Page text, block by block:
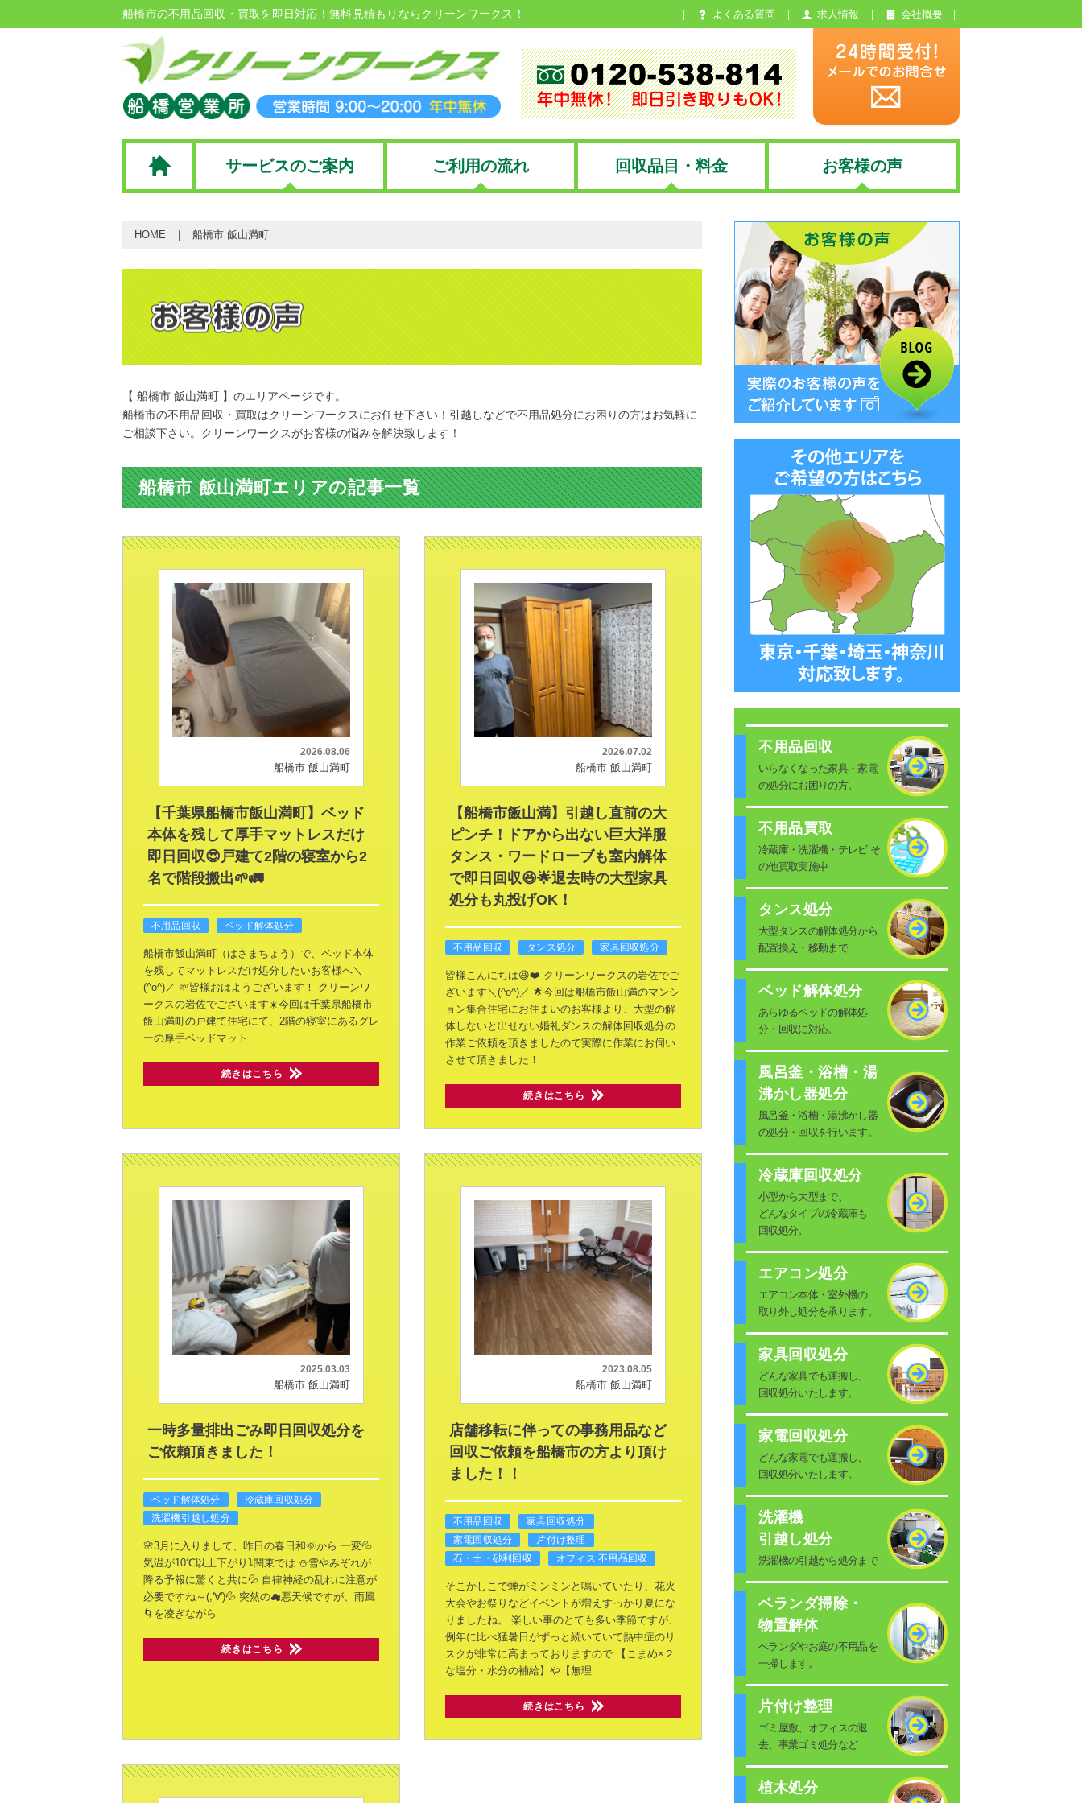
船橋市の不用品回収・買取を即日対応！無料見積もりならクリーンワークス！ よくある質問 求人情報 会社概要
サービスのご案内 ご利用の流れ 回収品目・料金 お客様の声
HOME 船橋市 飯山満町
【 船橋市 飯山満町 】のエリアページです。
船橋市の不用品回収・買取はクリーンワークスにお任せ下さい！引越しなどで不用品処分にお困りの方はお気軽に
ご相談下さい。クリーンワークスがお客様の悩みを解決致します！
船橋市 飯山満町エリアの記事一覧
2026.08.06
船橋市 飯山満町
【千葉県船橋市飯山満町】ベッド
本体を残して厚手マットレスだけ
即日回収😍戸建て2階の寝室から2
名で階段搬出🌱🚛
不用品回収 ベッド解体処分
船橋市飯山満町（はさまちょう）で、ベッド本体
を残してマットレスだけ処分したいお客様へ＼
(^o^)／ 🌱皆様おはようございます！ クリーンワ
ークスの岩佐でございます☀️今回は千葉県船橋市
飯山満町の戸建て住宅にて、2階の寝室にあるグレ
ーの厚手ベッドマット
続きはこちら
2026.07.02
船橋市 飯山満町
【船橋市飯山満】引越し直前の大
ピンチ！ドアから出ない巨大洋服
タンス・ワードローブも室内解体
で即日回収😆🌟退去時の大型家具
処分も丸投げOK！
不用品回収 タンス処分 家具回収処分
皆様こんにちは😆❤️ クリーンワークスの岩佐でご
ざいます＼(^o^)／ 🌟今回は船橋市飯山満のマンシ
ョン集合住宅にお住まいのお客様より、大型の解
体しないと出せない婚礼ダンスの解体回収処分の
作業ご依頼を頂きましたので実際に作業にお伺い
させて頂きました！
続きはこちら
2025.03.03
船橋市 飯山満町
一時多量排出ごみ即日回収処分を
ご依頼頂きました！
ベッド解体処分
冷蔵庫回収処分
洗濯機引越し処分
🌸3月に入りまして、昨日の春日和🌞から 一変💦
気温が10℃以上下がり⤵関東では ⛄雪やみぞれが
降る予報に驚くと共に💦 自律神経の乱れに注意が
必要ですね～(;'∀')💦 突然の☁悪天候ですが、雨風
🌀を凌ぎながら
続きはこちら
2023.08.05
船橋市 飯山満町
店舗移転に伴っての事務用品など
回収ご依頼を船橋市の方より頂け
ました！！
不用品回収
家具回収処分
家電回収処分
片付け整理
石・土・砂利回収
オフィス 不用品回収
そこかしこで蝉がミンミンと鳴いていたり、花火
大会やお祭りなどイベントが増えすっかり夏にな
りましたね。
楽しい事のとても多い季節ですが、
例年に比べ猛暑日がずっと続いていて熱中症のリ
スクが非常に高まっておりますので 【こまめ×２
な塩分・水分の補給】や【無理
続きはこちら
不用品回収
いらなくなった家具・家電
の処分にお困りの方。
不用品買取
冷蔵庫・洗濯機・テレビ そ
の他買取実施中
タンス処分
大型タンスの解体処分から
配置換え・移動まで
ベッド解体処分
あらゆるベッドの解体処
分・回収に対応。
風呂釜・浴槽・湯
沸かし器処分
風呂釜・浴槽・湯沸かし器
の処分・回収を行います。
冷蔵庫回収処分
小型から大型まで、
どんなタイプの冷蔵庫も
回収処分。
エアコン処分
エアコン本体・室外機の
取り外し処分を承ります。
家具回収処分
どんな家具でも運搬し、
回収処分いたします。
家電回収処分
どんな家電でも運搬し、
回収処分いたします。
洗濯機
引越し処分
洗濯機の引越から処分まで
ベランダ掃除・
物置解体
ベランダやお庭の不用品を
一掃します。
片付け整理
ゴミ屋敷、オフィスの退
去、事業ゴミ処分など
植木処分